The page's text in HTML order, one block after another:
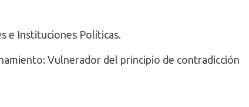
e Instituciones Políticas.
Vulnerador del principio de contradicción